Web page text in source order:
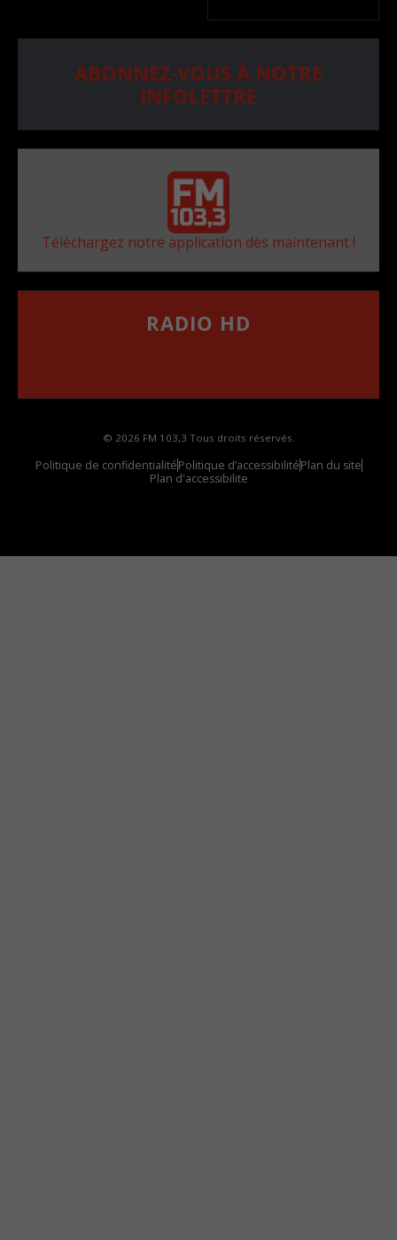
ABONNEZ-VOUS À NOTRE
INFOLETTRE
Téléchargez notre application dès maintenant !
RADIO HD
© 2026 FM 103,3 Tous droits réservés.
Politique de confidentialitéPolitique d’accessibilitéPlan du site
Plan d'accessibilite